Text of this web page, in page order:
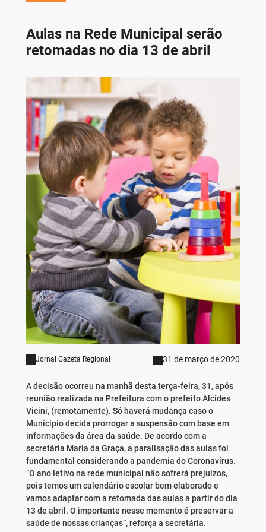
Aulas na Rede Municipal serão
retomadas no dia 13 de abril
Jornal Gazeta Regional 31 de março de 2020
A decisão ocorreu na manhã desta terça-feira, 31, após
reunião realizada na Prefeitura com o prefeito Alcides
Vicini, (remotamente). Só haverá mudança caso o
Município decida prorrogar a suspensão com base em
informações da área da saúde. De acordo com a
secretária Maria da Graça, a paralisação das aulas foi
fundamental considerando a pandemia do Coronavírus.
“O ano letivo na rede municipal não sofrerá prejuízos,
pois temos um calendário escolar bem elaborado e
vamos adaptar com a retomada das aulas a partir do dia
13 de abril. O importante nesse momento é preservar a
saúde de nossas crianças”, reforça a secretária.